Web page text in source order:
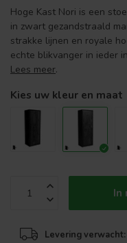
Hoge Kast Nori is een
in zwart gezandstraald
strakke lijnen en royale
echte blikvanger in ieder
Lees meer.
Kies uw kleur en maat
In
Levering verwacht: